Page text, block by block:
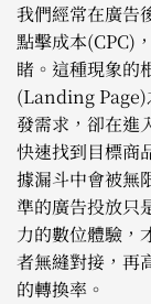
我們經常在廣告
點擊成本(CPC)
睹。這種現象的
(Landing Page)
發需求，卻在進
快速找到目標商
據漏斗中會被無
準的廣告投放只
力的數位體驗，
者無縫對接，再
的轉換率。